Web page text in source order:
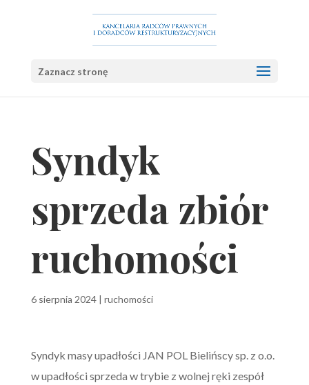
Zaznacz stronę
Syndyk
sprzeda zbiór
ruchomości
6 sierpnia 2024| ruchomości
Syndyk masy upadłości JAN POL Bielińscy sp. z o.o.
w upadłości sprzeda w trybie z wolnej ręki zespół